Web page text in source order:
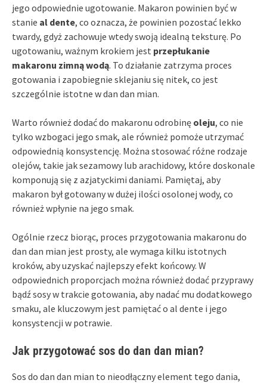
jego odpowiednie ugotowanie. Makaron powinien być w
stanie al dente, co oznacza, że powinien pozostać lekko
twardy, gdyż zachowuje wtedy swoją idealną teksturę. Po
ugotowaniu, ważnym krokiem jest przepłukanie
makaronu zimną wodą. To działanie zatrzyma proces
gotowania i zapobiegnie sklejaniu się nitek, co jest
szczególnie istotne w dan dan mian.
Warto również dodać do makaronu odrobinę oleju, co nie
tylko wzbogaci jego smak, ale również pomoże utrzymać
odpowiednią konsystencję. Można stosować różne rodzaje
olejów, takie jak sezamowy lub arachidowy, które doskonale
komponują się z azjatyckimi daniami. Pamiętaj, aby
makaron był gotowany w dużej ilości osolonej wody, co
również wpłynie na jego smak.
Ogólnie rzecz biorąc, proces przygotowania makaronu do
dan dan mian jest prosty, ale wymaga kilku istotnych
kroków, aby uzyskać najlepszy efekt końcowy. W
odpowiednich proporcjach można również dodać przyprawy
bądź sosy w trakcie gotowania, aby nadać mu dodatkowego
smaku, ale kluczowym jest pamiętać o al dente i jego
konsystencji w potrawie.
Jak przygotować sos do dan dan mian?
Sos do dan dan mian to nieodłączny element tego dania,